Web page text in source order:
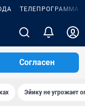
ТЕЛЕПРОГРАММА
Согласен
Эйику не угрожает